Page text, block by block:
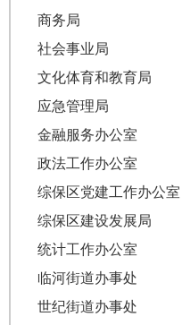
商务局
社会事业局
文化体育和教育局
应急管理局
金融服务办公室
政法工作办公室
综保区党建工作办公室
综保区建设发展局
统计工作办公室
临河街道办事处
世纪街道办事处